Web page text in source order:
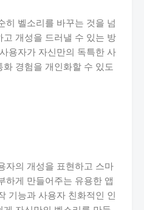
히 벨소리를 바꾸는 것을 넘
개성을 드러낼 수 있는 방
용자가 자신만의 독특한 사
경험을 개인화할 수 있도
자의 개성을 표현하고 스마
하게 만들어주는 유용한 앱
기능과 사용자 친화적인 인